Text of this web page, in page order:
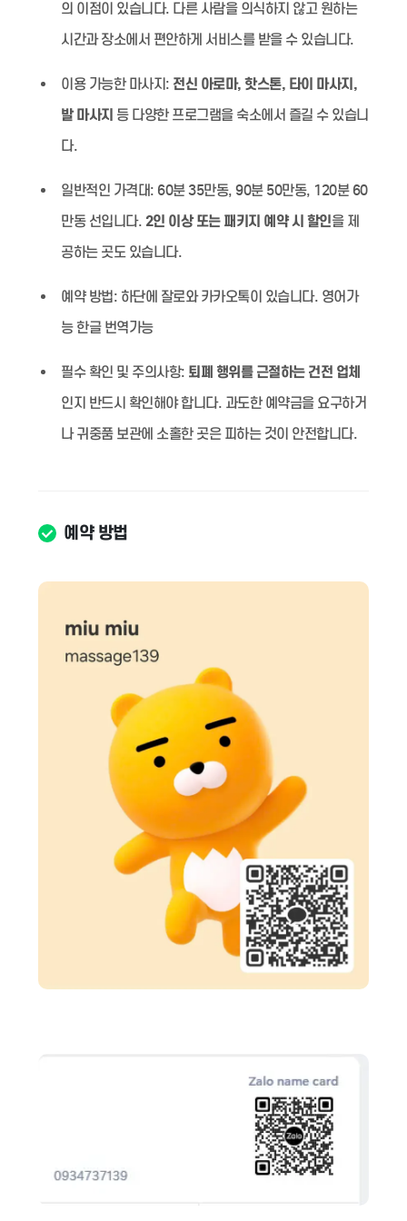
의 이점이 있습니다. 다른 사람을 의식하지 않고 원하는
시간과 장소에서 편안하게 서비스를 받을 수 있습니다.
이용 가능한 마사지: 전신 아로마, 핫스톤, 타이 마사지,
발 마사지 등 다양한 프로그램을 숙소에서 즐길 수 있습니
다.
일반적인 가격대: 60분 35만동, 90분 50만동, 120분 60
만동 선입니다. 2인 이상 또는 패키지 예약 시 할인을 제
공하는 곳도 있습니다.
예약 방법: 하단에 잘로와 카카오톡이 있습니다. 영어가
능 한글 번역가능
필수 확인 및 주의사항: 퇴폐 행위를 근절하는 건전 업체
인지 반드시 확인해야 합니다. 과도한 예약금을 요구하거
나 귀중품 보관에 소홀한 곳은 피하는 것이 안전합니다.
예약 방법